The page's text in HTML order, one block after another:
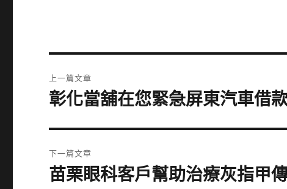
章
上一篇文章
上
篇
文
章:
彰化當舖在您緊急屏東汽車借
下一篇文章
下
苗栗眼科客戶幫助治療灰指甲